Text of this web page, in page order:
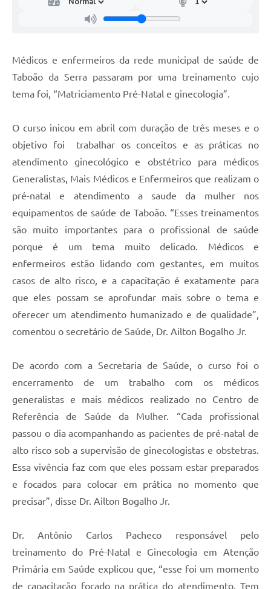
Médicos e enfermeiros da rede municipal de saúde de
Taboão da Serra passaram por uma treinamento cujo
tema foi, “Matriciamento Pré-Natal e ginecologia”.
O curso inicou em abril com duração de três meses e o
objetivo foi trabalhar os conceitos e as práticas no
atendimento ginecológico e obstétrico para médicos
Generalistas, Mais Médicos e Enfermeiros que realizam o
pré-natal e atendimento a saude da mulher nos
equipamentos de saúde de Taboão. “Esses treinamentos
são muito importantes para o profissional de saúde
porque é um tema muito delicado. Médicos e
enfermeiros estão lidando com gestantes, em muitos
casos de alto risco, e a capacitação é exatamente para
que eles possam se aprofundar mais sobre o tema e
oferecer um atendimento humanizado e de qualidade”,
comentou o secretário de Saúde, Dr. Ailton Bogalho Jr.
De acordo com a Secretaria de Saúde, o curso foi o
encerramento de um trabalho com os médicos
generalistas e mais médicos realizado no Centro de
Referência de Saúde da Mulher. “Cada profissional
passou o dia acompanhando as pacientes de pré-natal de
alto risco sob a supervisão de ginecologistas e obstetras.
Essa vivência faz com que eles possam estar preparados
e focados para colocar em prática no momento que
precisar”, disse Dr. Ailton Bogalho Jr.
Dr. Antônio Carlos Pacheco responsável pelo
treinamento do Pré-Natal e Ginecologia em Atenção
Primária em Saúde explicou que, “esse foi um momento
de capacitação focado na prática do atendimento. Tem